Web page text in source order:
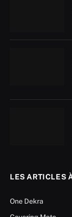
LES ARTICLES
One Dekra